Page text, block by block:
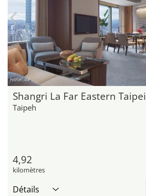
hotel.de
Shangri La Far Eastern Taipei
Taipeh
4,92
kilomètres
Détails